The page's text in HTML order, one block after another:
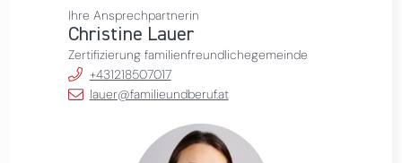
Ihre Ansprechpartnerin
Christine Lauer
Zertifizierung familienfreundlichegemeinde
+431218507017
lauer@familieundberuf.at